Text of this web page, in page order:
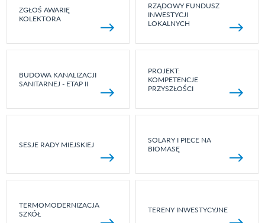
ZGŁOŚ AWARIĘ
KOLEKTORA
RZĄDOWY FUNDUSZ
INWESTYCJI
LOKALNYCH
BUDOWA KANALIZACJI
SANITARNEJ - ETAP II
PROJEKT:
KOMPETENCJE
PRZYSZŁOŚCI
SESJE RADY MIEJSKIEJ
SOLARY I PIECE NA
BIOMASĘ
TERMOMODERNIZACJA
SZKÓŁ
TERENY INWESTYCYJNE